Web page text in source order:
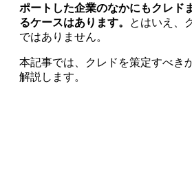
ポートした企業のなかにもクレド
るケースはあります。
とはいえ、
ではありません。
本記事では、クレドを策定すべき
解説します。